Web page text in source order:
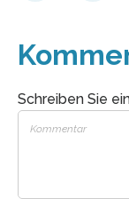
Schreiben Sie